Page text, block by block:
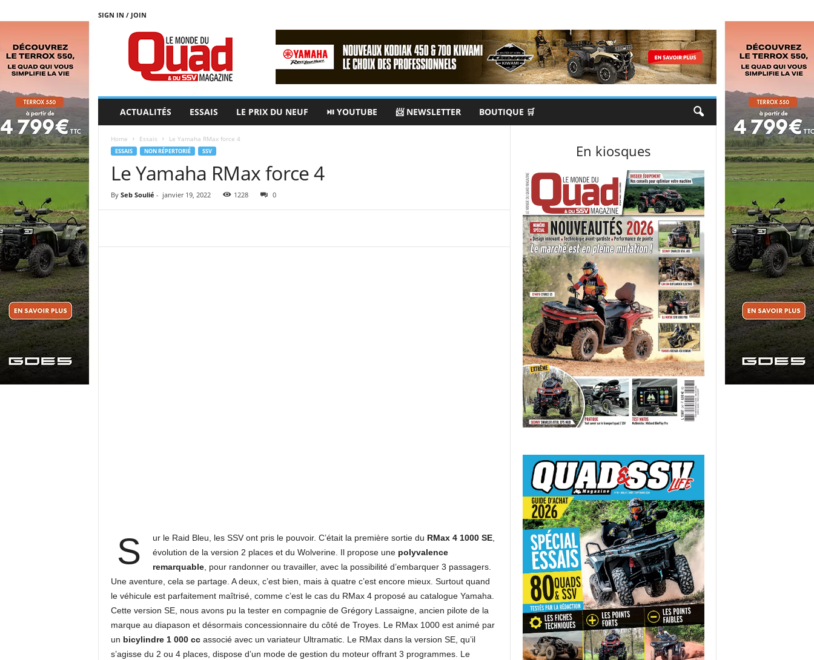
SIGN IN / JOIN
ACTUALITÉS ESSAIS LE PRIX DU NEUF ⏯ YOUTUBE 📨 NEWSLETTER BOUTIQUE 🛒
Home Essais Le Yamaha RMax force 4
ESSAIS NON RÉPERTORIÉ SSV
Le Yamaha RMax force 4
By Seb Soulié - janvier 19, 2022 1228 0
S ur le Raid Bleu, les SSV ont pris le pouvoir. C’était la première sortie du RMax 4 1000 SE,
évolution de la version 2 places et du Wolverine. Il propose une polyvalence
remarquable, pour randonner ou travailler, avec la possibilité d’embarquer 3 passagers.
Une aventure, cela se partage. A deux, c’est bien, mais à quatre c’est encore mieux. Surtout quand
le véhicule est parfaitement maîtrisé, comme c’est le cas du RMax 4 proposé au catalogue Yamaha.
Cette version SE, nous avons pu la tester en compagnie de Grégory Lassaigne, ancien pilote de la
marque au diapason et désormais concessionnaire du côté de Troyes. Le RMax 1000 est animé par
un bicylindre 1 000 ccassocié avec un variateur Ultramatic. Le RMax dans la version SE, qu’il
s’agisse du 2 ou 4 places, dispose d’un mode de gestion du moteur offrant 3 programmes. Le
En kiosques